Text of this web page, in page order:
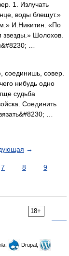
1. Излучать
воды блещут.»
И.Никитин. «По
звезды.» Шолохов.
…
совер.
нибудь одно
судьба
Соединить
…
→
7 8
9
18+
Drupal,